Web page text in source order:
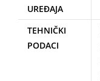
UREĐAJA
TEHNIČKI
PODACI